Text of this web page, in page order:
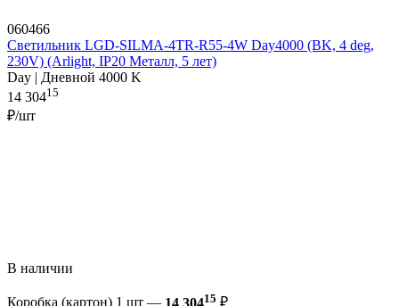
060466
Светильник LGD-SILMA-4TR-R55-4W Day4000 (BK, 4 deg,
230V) (Arlight, IP20 Металл, 5 лет)
Day | Дневной 4000 K
14 30415
₽/шт
В наличии
Коробка (картон) 1 шт — 14 30415 ₽